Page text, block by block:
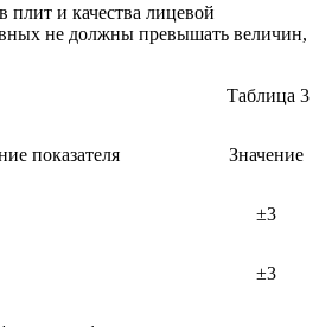
плит и качества лицевой
не должны превышать величин,
Таблица 3
показателя Значение
±3
±3